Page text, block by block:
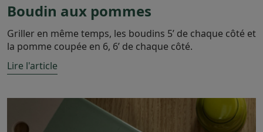
Boudin aux pommes
Griller en même temps, les boudins 5’ de chaque côté et
la pomme coupée en 6, 6’ de chaque côté.
Lire l'article